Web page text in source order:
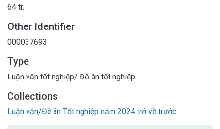
64 tr.
Other Identifier
000037693
Type
Luận văn tốt nghiệp/ Đồ án tốt nghiệp
Collections
Luận văn/Đề án Tốt nghiệp năm 2024 trở về trước